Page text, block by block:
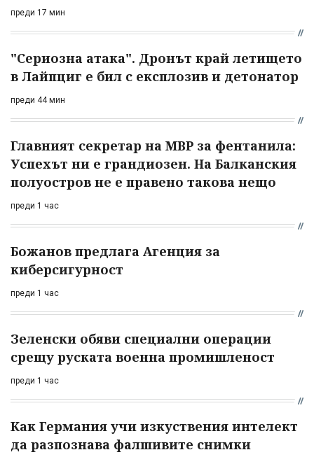
преди 17 мин
"Сериозна атака". Дронът край летището
в Лайпциг е бил с експлозив и детонатор
преди 44 мин
Главният секретар на МВР за фентанила:
Успехът ни е грандиозен. На Балканския
полуостров не е правено такова нещо
преди 1 час
Божанов предлага Агенция за
киберсигурност
преди 1 час
Зеленски обяви специални операции
срещу руската военна промишленост
преди 1 час
Как Германия учи изкуствения интелект
да разпознава фалшивите снимки